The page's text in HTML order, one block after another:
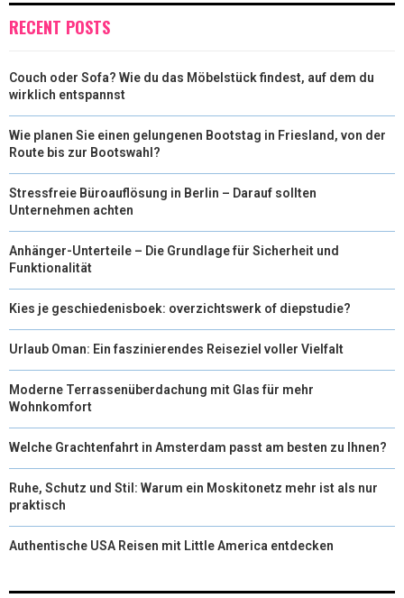
RECENT POSTS
Couch oder Sofa? Wie du das Möbelstück findest, auf dem du
wirklich entspannst
Wie planen Sie einen gelungenen Bootstag in Friesland, von der
Route bis zur Bootswahl?
Stressfreie Büroauflösung in Berlin – Darauf sollten
Unternehmen achten
Anhänger-Unterteile – Die Grundlage für Sicherheit und
Funktionalität
Kies je geschiedenisboek: overzichtswerk of diepstudie?
Urlaub Oman: Ein faszinierendes Reiseziel voller Vielfalt
Moderne Terrassenüberdachung mit Glas für mehr
Wohnkomfort
Welche Grachtenfahrt in Amsterdam passt am besten zu Ihnen?
Ruhe, Schutz und Stil: Warum ein Moskitonetz mehr ist als nur
praktisch
Authentische USA Reisen mit Little America entdecken